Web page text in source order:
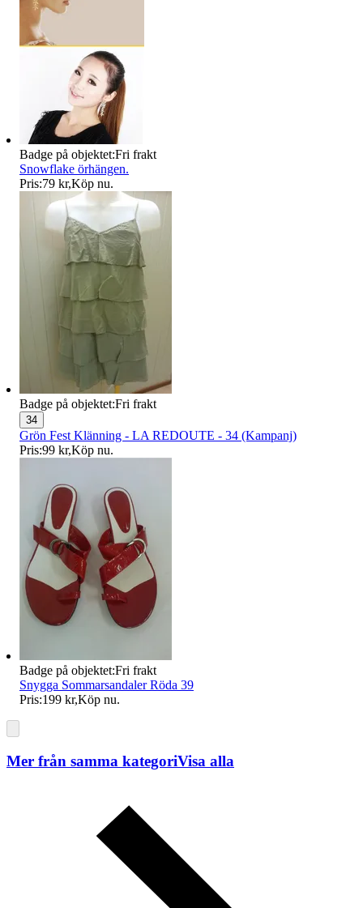
Badge på objektet:Fri frakt
Snowflake örhängen.
Pris:79 kr,Köp nu.
Badge på objektet:Fri frakt
34
Grön Fest Klänning - LA REDOUTE - 34 (Kampanj)
Pris:99 kr,Köp nu.
Badge på objektet:Fri frakt
Snygga Sommarsandaler Röda 39
Pris:199 kr,Köp nu.
Mer från samma kategoriVisa alla